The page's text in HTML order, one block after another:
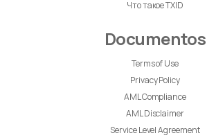
Что такое TXID
Documentos
Terms of Use
Privacy Policy
AML Compliance
AML Disclaimer
Service Level Agreement